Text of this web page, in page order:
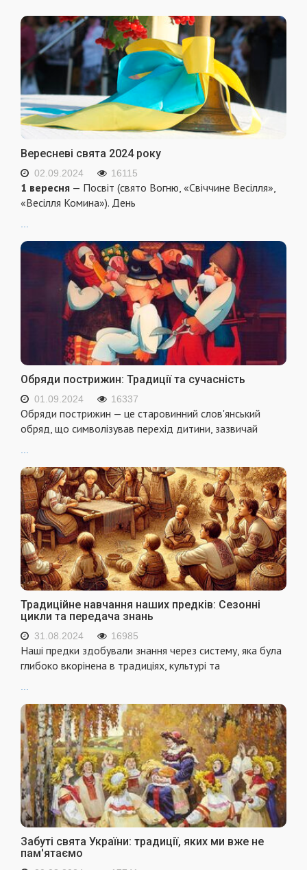
Вересневі свята 2024 року
02.09.2024 16115
1 вересня — Посвіт (свято Вогню, «Свіччине Весілля»,
«Весілля Комина»). День
...
Обряди пострижин: Традиції та сучасність
01.09.2024 16337
Обряди пострижин — це старовинний слов'янський
обряд, що символізував перехід дитини, зазвичай
Традиційне навчання наших предків: Сезонні
цикли та передача знань
31.08.2024 16985
Наші предки здобували знання через систему, яка була
глибоко вкорінена в традиціях, культурі та
Забуті свята України: традиції, яких ми вже не
пам'ятаємо